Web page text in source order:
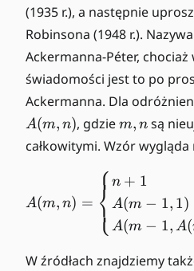
(1935 r.), a następnie
Robinsona (1948 r.).
Ackermanna-Péter, chociaż
świadomości jest to po
Ackermanna. Dla
A(m, n), gdziem
,n
m, n są
całkowitymi. Wzór
A(m, n) = ⎩
⎨⎧ n + 1
A(m − 1, 1)
A(m − 1, A(
W źródłach znajdziemy